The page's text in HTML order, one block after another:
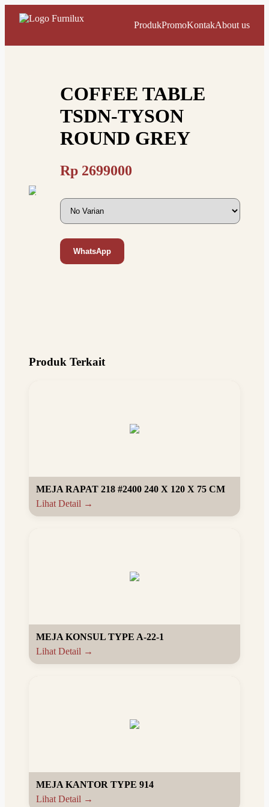
ProdukPromoKontakAbout us
COFFEE TABLE
TSDN-TYSON
ROUND GREY
Rp 2699000
WhatsApp
Produk Terkait
MEJA RAPAT 218 #2400 240 X 120 X 75 CM
Lihat Detail →
MEJA KONSUL TYPE A-22-1
Lihat Detail →
MEJA KANTOR TYPE 914
Lihat Detail →